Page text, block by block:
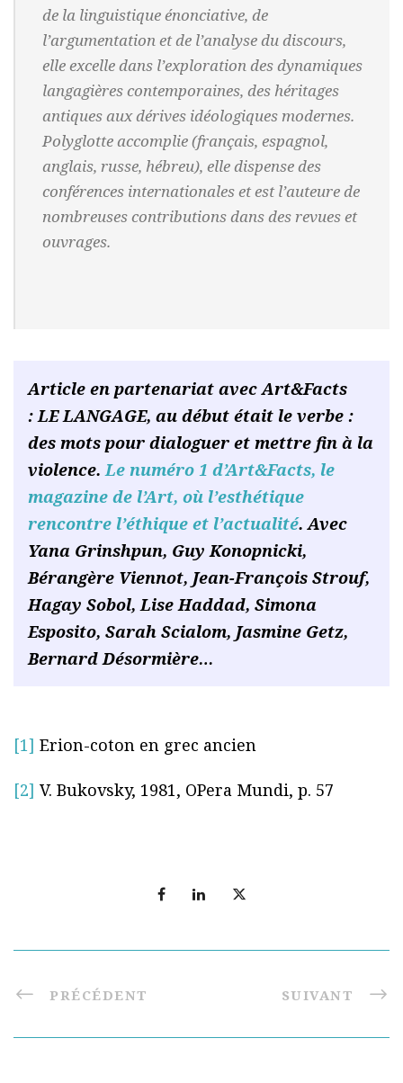
de la linguistique énonciative, de
l’argumentation et de l’analyse du discours,
elle excelle dans l’exploration des dynamiques
langagières contemporaines, des héritages
antiques aux dérives idéologiques modernes.
Polyglotte accomplie (français, espagnol,
anglais, russe, hébreu), elle dispense des
conférences internationales et est l’auteure de
nombreuses contributions dans des revues et
ouvrages.
Article en partenariat avec Art&Facts
: LE LANGAGE, au début était le verbe :
des mots pour dialoguer et mettre fin à la
violence. Le numéro 1 d’Art&Facts, le
magazine de l’Art, où l’esthétique
rencontre l’éthique et l’actualité. Avec
Yana Grinshpun, Guy Konopnicki,
Bérangère Viennot, Jean-François Strouf,
Hagay Sobol, Lise Haddad, Simona
Esposito, Sarah Scialom, Jasmine Getz,
Bernard Désormière…
[1] Erion-coton en grec ancien
[2] V. Bukovsky, 1981, OPera Mundi, p. 57
PRÉCÉDENT SUIVANT